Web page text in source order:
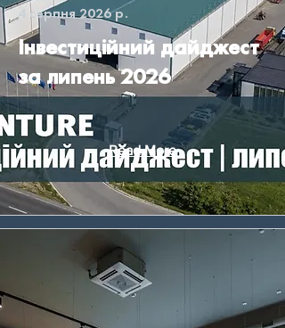
4 серпня 2026 р.
Інвестиційний дайджест
за липень 2026
Read More